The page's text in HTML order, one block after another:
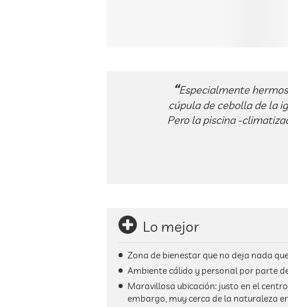
Especialmente
cúpula de cebolla de la
Pero la piscina -
Lo mejor
Zona de bienestar que no deja nada
Ambiente cálido y personal por parte
Maravillosa ubicación: justo en el
embargo, muy cerca de la naturaleza